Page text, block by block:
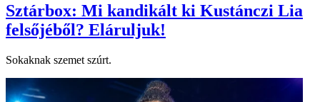
Sztárbox: Mi kandikált ki Kustánczi Lia
felsőjéből? Eláruljuk!
Sokaknak szemet szúrt.